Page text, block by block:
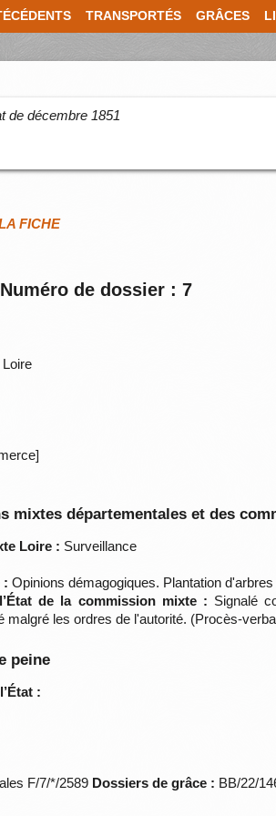
TRANSPORTÉS GRÂCES
de décembre 1851
FICHE
de dossier : 7
mixtes départementales et des
Loire : Surveillance
: Opinions démagogiques. Plantation
de la commission mixte : Signalé
malgré les ordres de l'autorité. (Procès-
peine
:
F/7/*/2589 Dossiers de grâce : BB/22/